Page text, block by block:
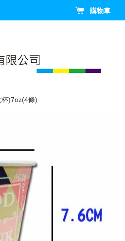
購物車
)7oz(4條)